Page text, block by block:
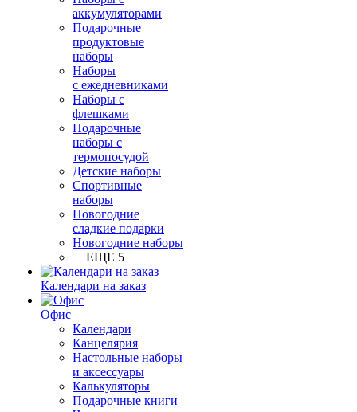
аккумуляторами
Подарочные
продуктовые
наборы
Наборы
с ежедневниками
Наборы с
флешками
Подарочные
наборы с
термопосудой
Детские наборы
Спортивные
наборы
Новогодние
сладкие подарки
Новогодние наборы
+ ЕЩЕ 5
Календари на заказ
Офис
Календари
Канцелярия
Настольные наборы
и аксессуары
Калькуляторы
Подарочные книги